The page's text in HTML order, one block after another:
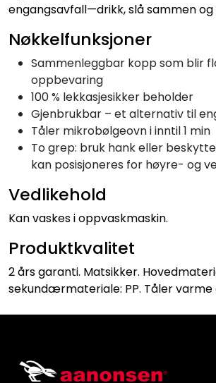
engangsavfall—drikk, slå sammen og
Nøkkelfunksjoner
Sammenleggbar kopp som blir
oppbevaring
100 % lekkasjesikker beholder
Gjenbrukbar – et alternativ til
Tåler mikrobølgeovn i inntil 1 min
To grep: bruk hank eller
kan posisjoneres for høyre- og
Vedlikehold
Kan vaskes i oppvaskmaskin.
Produktkvalitet
2 års garanti. Matsikker.
sekundærmateriale: PP. Tåler varme